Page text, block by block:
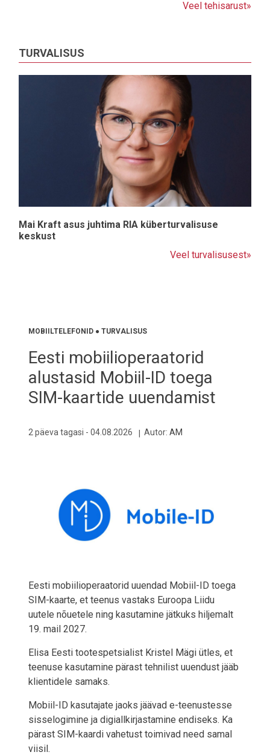
Veel tehisarust»
TURVALISUS
Mai Kraft asus juhtima RIA küberturvalisuse
keskust
Veel turvalisusest»
MOBIILTELEFONID ● TURVALISUS
Eesti mobiilioperaatorid
alustasid Mobiil-ID toega
SIM-kaartide uuendamist
2 päeva tagasi - 04.08.2026 Autor: AM
Eesti mobiilioperaatorid uuendad Mobiil-ID toega
SIM-kaarte, et teenus vastaks Euroopa Liidu
uutele nõuetele ning kasutamine jätkuks hiljemalt
19. mail 2027.
Elisa Eesti tootespetsialist Kristel Mägi ütles, et
teenuse kasutamine pärast tehnilist uuendust jääb
klientidele samaks.
Mobiil-ID kasutajate jaoks jäävad e-teenustesse
sisselogimine ja digiallkirjastamine endiseks. Ka
pärast SIM-kaardi vahetust toimivad need samal
viisil.